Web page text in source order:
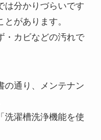
は分かりづらいです
があります。
・カビなどの汚れで
の通り、メンテナン
洗濯槽洗浄機能を使